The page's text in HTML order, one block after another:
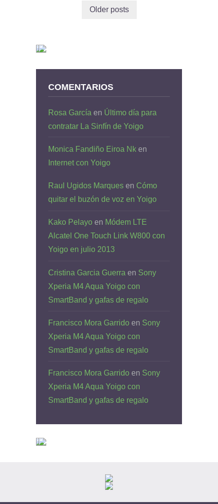
Older posts
COMENTARIOS
Rosa García en Último día para
contratar La Sinfín de Yoigo
Monica Fandiño Eiroa Nk en
Internet con Yoigo
Raul Ugidos Marques en Cómo
quitar el buzón de voz en Yoigo
Kako Pelayo en Módem LTE
Alcatel One Touch Link W800 con
Yoigo en julio 2013
Cristina Garcia Guerra en Sony
Xperia M4 Aqua Yoigo con
SmartBand y gafas de regalo
Francisco Mora Garrido en Sony
Xperia M4 Aqua Yoigo con
SmartBand y gafas de regalo
Francisco Mora Garrido en Sony
Xperia M4 Aqua Yoigo con
SmartBand y gafas de regalo